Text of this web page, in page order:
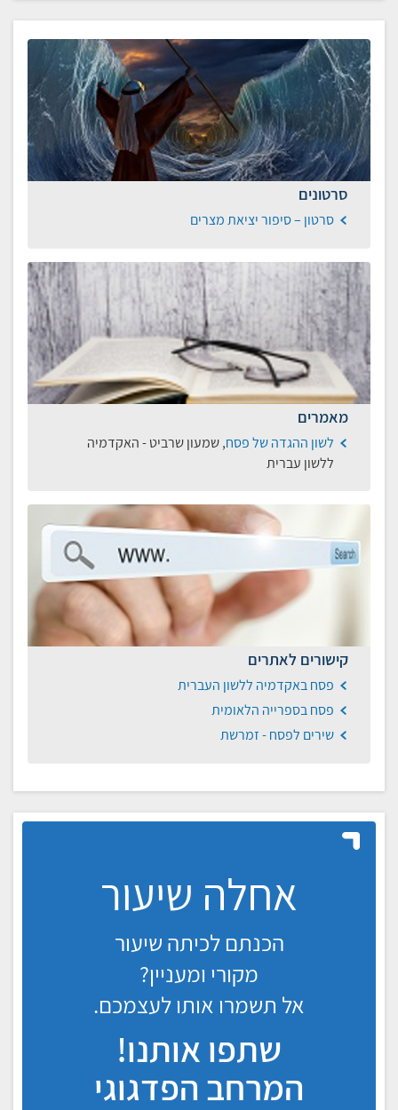
סרטונים
סרטון – סיפור יציאת מצרים
מאמרים
לשון ההגדה של פסח, שמעון שרביט - האקדמיה
ללשון עברית
קישורים לאתרים
פסח באקדמיה ללשון העברית
פסח בספרייה הלאומית
שירים לפסח - זמרשת
אחלה שיעור
הכנתם לכיתה שיעור
מקורי ומעניין?
אל תשמרו אותו לעצמכם.
שתפו אותנו!
המרחב הפדגוגי